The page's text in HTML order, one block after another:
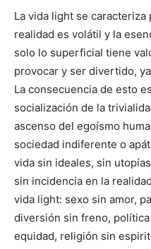
La vida light se
realidad es volátil y la
solo lo superficial tiene
provocar y ser divertido,
La consecuencia de esto
socialización de la
ascenso del egoísmo
sociedad indiferente o
vida sin ideales, sin
sin incidencia en la
vida light: sexo sin amor,
diversión sin freno,
equidad, religión sin